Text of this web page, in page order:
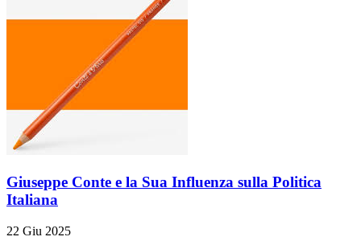
Giuseppe Conte e la Sua Influenza sulla Politica
Italiana
22 Giu 2025